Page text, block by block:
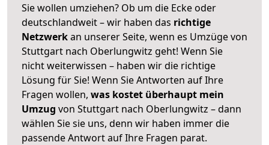
Sie wollen umziehen? Ob um die Ecke oder
deutschlandweit – wir haben das richtige
Netzwerkan unserer Seite, wenn es Umzüge von
Stuttgart nach Oberlungwitz geht! Wenn Sie
nicht weiterwissen – haben wir die richtige
Lösung für Sie! Wenn Sie Antworten auf Ihre
Fragen wollen, was kostet überhaupt mein
Umzug von Stuttgart nach Oberlungwitz – dann
wählen Sie sie uns, denn wir haben immer die
passende Antwort auf Ihre Fragen parat.